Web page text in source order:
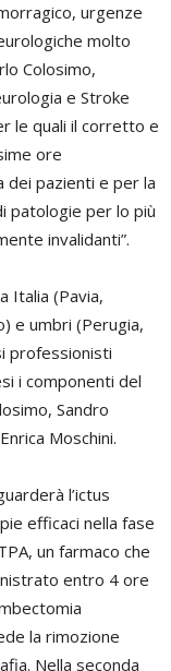
urgenze
molto
Colosimo,
e Stroke
le quali il corretto e
ore
dei pazienti e per la
patologie per lo più
invalidanti”.
Italia (Pavia,
e umbri (Perugia,
professionisti
i componenti del
Sandro
Moschini.
l’ictus
efficaci nella fase
un farmaco che
entro 4 ore
la rimozione
Nella seconda